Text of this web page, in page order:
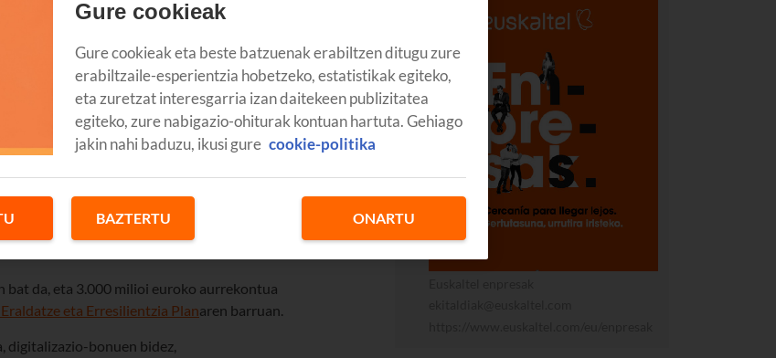
bat da, eta 3.000 milioi euroko aurrekontua
eta Erresilientzia Planaren barruan.
digitalizazio-bonuen bidez,
Gure cookieak
Gure cookieak eta beste batzuenak erabiltzen ditugu zure
erabiltzaile-esperientzia hobetzeko, estatistikak egiteko,
eta zuretzat interesgarria izan daitekeen publizitatea
egiteko, zure nabigazio-ohiturak kontuan hartuta. Gehiago
jakin nahi baduzu, ikusi gure cookie-politika
BAZTERTU ONARTU